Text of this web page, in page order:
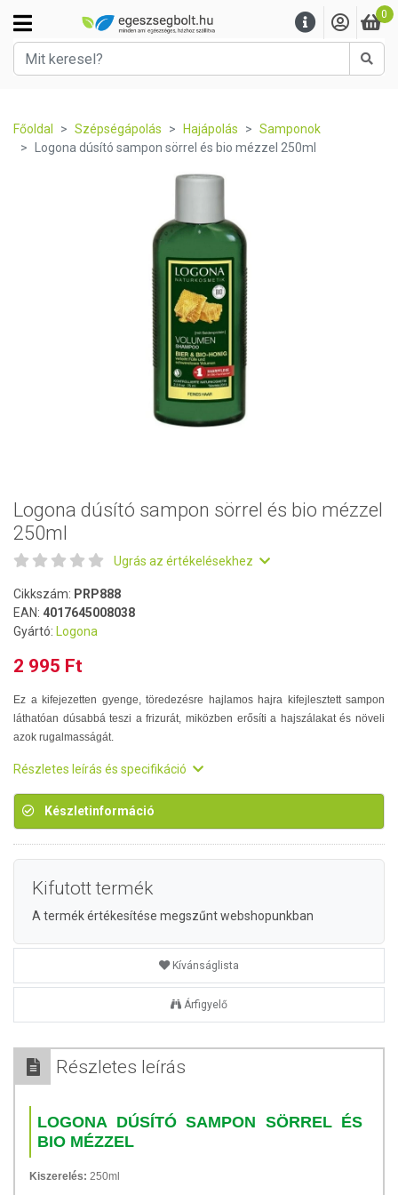
0
Főoldal Szépségápolás Hajápolás
Samponok
Logona dúsító sampon sörrel és bio mézzel 250ml
Logona dúsító sampon sörrel és bio mézzel
250ml
Ugrás az értékelésekhez
Cikkszám: PRP888
EAN: 4017645008038
Gyártó: Logona
2 995 Ft
Ez a kifejezetten gyenge, töredezésre hajlamos hajra kifejlesztett sampon
láthatóan dúsabbá teszi a frizurát, miközben erősíti a hajszálakat és növeli
azok rugalmasságát.
Részletes leírás és specifikáció
Készletinformáció
Kifutott termék
A termék értékesítése megszűnt webshopunkban
Kívánságlista
Árfigyelő
Részletes leírás
LOGONA DÚSÍTÓ SAMPON SÖRREL ÉS
BIO MÉZZEL
Kiszerelés: 250ml